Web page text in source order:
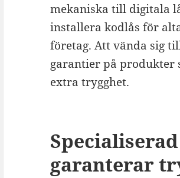
mekaniska till digitala
installera kodlås för
företag. Att vända sig
garantier på produkter
extra trygghet.
garanterar